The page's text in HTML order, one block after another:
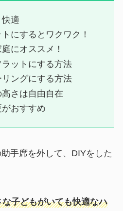
適
にするとワクワク！
にオススメ！
ットにする方法
ングにする方法
さは自由自在
おすすめ
手席を外して、DIYをした
な子どもがいても快適なハ